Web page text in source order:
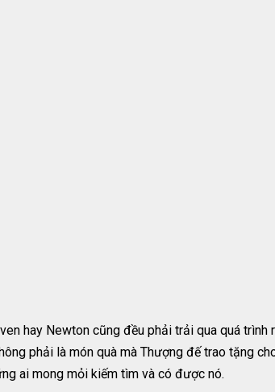
hay Newton cũng đều phải trải qua quá trình
phải là món quà mà Thượng đế trao tặng
ai mong mỏi kiếm tìm và có được nó.